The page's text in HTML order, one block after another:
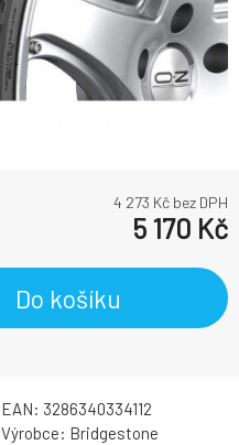
4 273 Kč bez DPH
5 170 Kč
Do košíku
EAN: 3286340334112
Výrobce: Bridgestone